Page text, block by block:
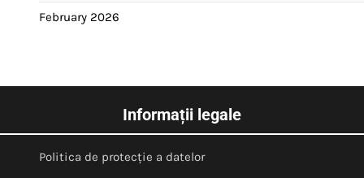
February 2026
Informații legale
Politica de protecție a datelor